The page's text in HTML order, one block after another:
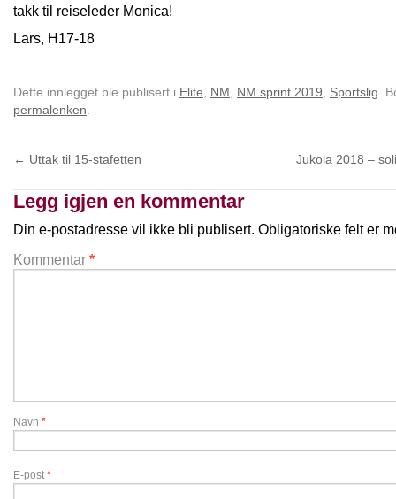
takk til reiseleder Monica!
Lars, H17-18
Dette innlegget ble publisert i Elite NM NM sprint 2019 Sportslig .
permalenken
← Uttak til 15-stafetten Jukola 2018 –
Legg igjen en kommentar
Din e-postadresse vil ikke bli publisert. Obligatoriske felt er
Kommentar *
Navn *
E-post *